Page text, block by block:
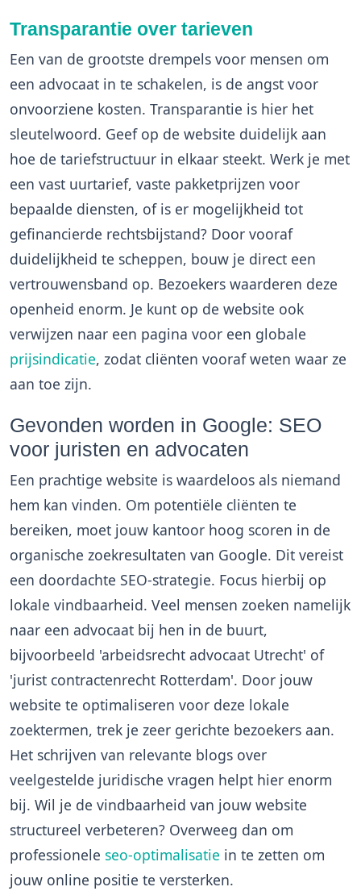
Transparantie over tarieven
Een van de grootste drempels voor mensen om
een advocaat in te schakelen, is de angst voor
onvoorziene kosten. Transparantie is hier het
sleutelwoord. Geef op de website duidelijk aan
hoe de tariefstructuur in elkaar steekt. Werk je met
een vast uurtarief, vaste pakketprijzen voor
bepaalde diensten, of is er mogelijkheid tot
gefinancierde rechtsbijstand? Door vooraf
duidelijkheid te scheppen, bouw je direct een
vertrouwensband op. Bezoekers waarderen deze
openheid enorm. Je kunt op de website ook
verwijzen naar een pagina voor een globale
prijsindicatie, zodat cliënten vooraf weten waar ze
aan toe zijn.
Gevonden worden in Google: SEO
voor juristen en advocaten
Een prachtige website is waardeloos als niemand
hem kan vinden. Om potentiële cliënten te
bereiken, moet jouw kantoor hoog scoren in de
organische zoekresultaten van Google. Dit vereist
een doordachte SEO-strategie. Focus hierbij op
lokale vindbaarheid. Veel mensen zoeken namelijk
naar een advocaat bij hen in de buurt,
bijvoorbeeld 'arbeidsrecht advocaat Utrecht' of
'jurist contractenrecht Rotterdam'. Door jouw
website te optimaliseren voor deze lokale
zoektermen, trek je zeer gerichte bezoekers aan.
Het schrijven van relevante blogs over
veelgestelde juridische vragen helpt hier enorm
bij. Wil je de vindbaarheid van jouw website
structureel verbeteren? Overweeg dan om
professionele seo-optimalisatie in te zetten om
jouw online positie te versterken.